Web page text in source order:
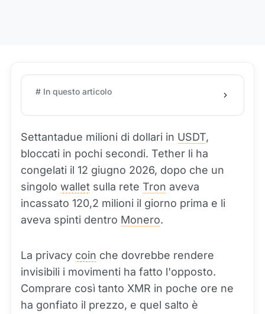
# In questo articolo
Settantadue milioni di dollari in USDT,
bloccati in pochi secondi. Tether li ha
congelati il 12 giugno 2026, dopo che un
singolo wallet sulla rete Tron aveva
incassato 120,2 milioni il giorno prima e li
aveva spinti dentro Monero.
La privacy coin che dovrebbe rendere
invisibili i movimenti ha fatto l'opposto.
Comprare così tanto XMR in poche ore ne
ha gonfiato il prezzo, e quel salto è